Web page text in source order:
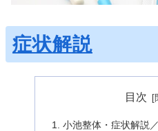
症状解説
目次
小池整体・症状解説